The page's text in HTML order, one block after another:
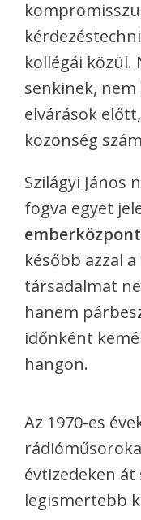
kollégái közül.
senkinek,
elvárások
közönség
Szilágyi János
fogva egyet
később azzal
társadalmat
hanem
időnként
hangon.
Az 1970-es
évtizedeken
legismertebb